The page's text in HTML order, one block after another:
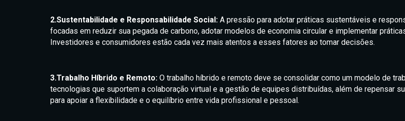
2.Sustentabilidade e Responsabilidade Social:A pressão para adotar práticas sustentáveis e
focadas em reduzir sua pegada de carbono, adotar modelos de economia circular e implementar
Investidores e consumidores estão cada vez mais atentos a esses fatores ao tomar decisões.
3.Trabalho Híbrido e Remoto:O trabalho híbrido e remoto deve se consolidar como um modelo de
tecnologias que suportem a colaboração virtual e a gestão de equipes distribuídas, além de repensar
para apoiar a flexibilidade e o equilíbrio entre vida profissional e pessoal.